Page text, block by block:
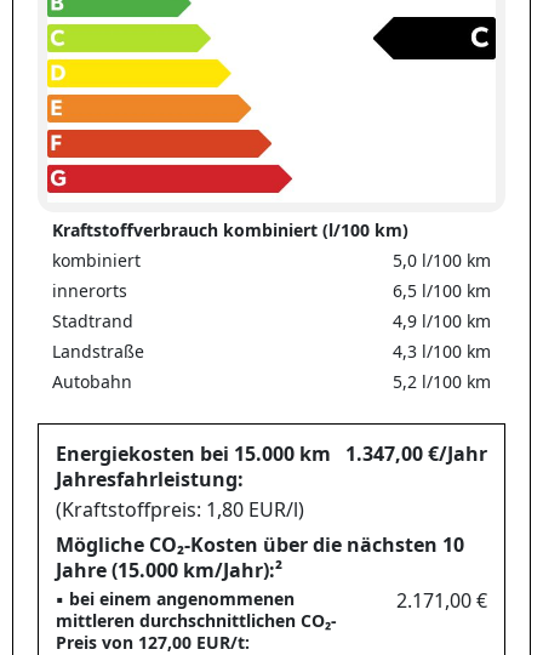
Kraftstoffverbrauch kombiniert (l/100 km)
kombiniert
5,0 l/100 km
innerorts
6,5 l/100 km
Stadtrand
4,9 l/100 km
Landstraße
4,3 l/100 km
Autobahn
5,2 l/100 km
Energiekosten bei 15.000 km
Jahresfahrleistung:
1.347,00 €/Jahr
(Kraftstoffpreis: 1,80 EUR/l)
Mögliche CO₂-Kosten über die nächsten 10
Jahre (15.000 km/Jahr):²
▪ bei einem angenommenen
mittleren durchschnittlichen CO₂-
Preis von 127,00 EUR/t:
2.171,00 €